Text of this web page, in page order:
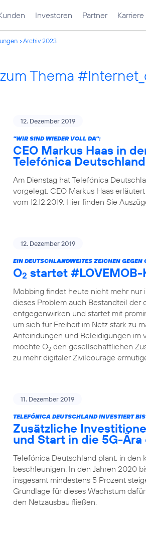
Investoren Partner Karriere
Archiv 2023
Thema
12. Dezember 2019
"WIR SIND WIEDER VOLL DA":
CEO Markus Haas in
Telefónica Deutschland
Am Dienstag hat Telefónica
vorgelegt. CEO Markus Haas
vom 12.12.2019. Hier finden Sie
12. Dezember 2019
EIN DEUTSCHLANDWEITES ZEICHEN GEGEN
O2 startet
Mobbing findet heute nicht mehr nur
dieses Problem auch Bestandteil der
entgegenwirken und startet mit
um sich für Freiheit im Netz stark zu
Anfeindungen und Beleidigungen im
möchte O2 den gesellschaftlichen
zu mehr digitaler Zivilcourage
11. Dezember 2019
TELEFÓNICA DEUTSCHLAND INVESTIERT
Zusätzliche
und Start in die 5G-Ära
Telefónica Deutschland plant, in den
beschleunigen. In den Jahren 2020
insgesamt mindestens 5 Prozent
Grundlage für dieses Wachstum
den Netzausbau fließen.